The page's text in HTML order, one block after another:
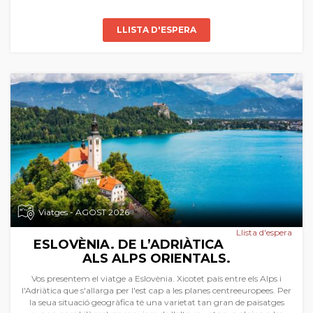
LLISTA D'ESPERA
Viatges - AGOST 2026
Llista d'espera
ESLOVÈNIA. DE L’ADRIÀTICA
ALS ALPS ORIENTALS.
Vos presentem el viatge a Eslovènia. Xicotet país entre els Alps i
l'Adriàtica que s'allarga per l'est cap a les planes centreeuropees. Per
la seua situació geogràfica té una varietat tan gran de paisatges